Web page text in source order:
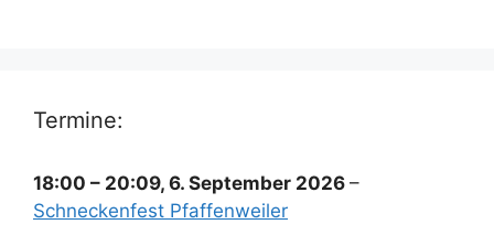
Termine:
18:00 – 20:09, 6. September 2026 –
Schneckenfest Pfaffenweiler